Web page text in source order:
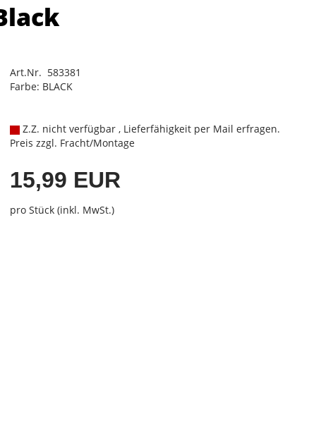
Art.Nr. 583381
Farbe: BLACK
Z.Z. nicht verfügbar , Lieferfähigkeit per Mail erfragen.
Preis zzgl. Fracht/Montage
15,99 EUR
pro Stück (inkl. MwSt.)